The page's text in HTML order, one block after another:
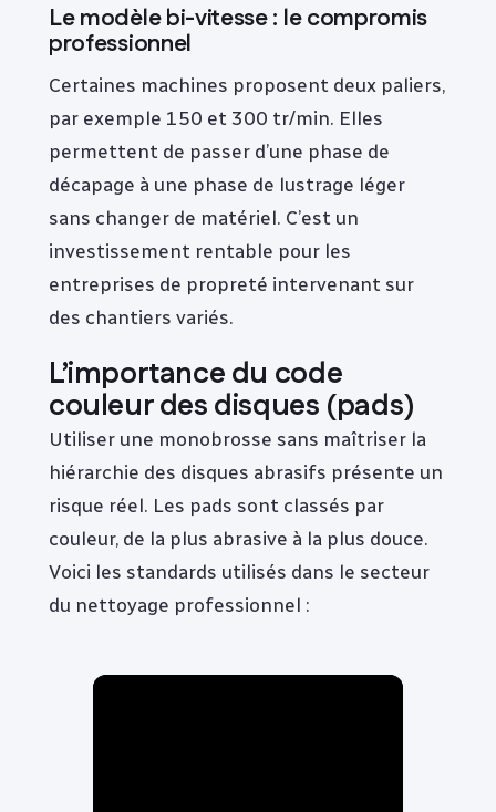
Le modèle bi-vitesse : le compromis
professionnel
Certaines machines proposent deux paliers,
par exemple 150 et 300 tr/min. Elles
permettent de passer d’une phase de
décapage à une phase de lustrage léger
sans changer de matériel. C’est un
investissement rentable pour les
entreprises de propreté intervenant sur
des chantiers variés.
L’importance du code
couleur des disques (pads)
Utiliser une monobrosse sans maîtriser la
hiérarchie des disques abrasifs présente un
risque réel. Les pads sont classés par
couleur, de la plus abrasive à la plus douce.
Voici les standards utilisés dans le secteur
du nettoyage professionnel :